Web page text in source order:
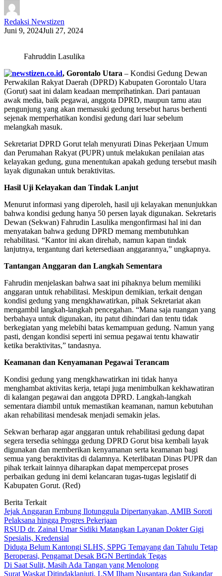
Redaksi Newstizen
Juni 9, 2024Juli 27, 2024
Fahruddin Lasulika
, Gorontalo Utara – Kondisi Gedung Dewan
Perwakilan Rakyat Daerah (DPRD) Kabupaten Gorontalo Utara
(Gorut) saat ini dalam keadaan memprihatinkan. Dari pantauan
awak media, baik pegawai, anggota DPRD, maupun tamu atau
pengunjung yang akan memasuki gedung tersebut harus berhenti
sejenak memperhatikan kondisi gedung dari luar sebelum
melangkah masuk.
Sekretariat DPRD Gorut telah menyurati Dinas Pekerjaan Umum
dan Perumahan Rakyat (PUPR) untuk melakukan penilaian atas
kelayakan gedung, guna menentukan apakah gedung tersebut masih
layak digunakan untuk beraktivitas.
Hasil Uji Kelayakan dan Tindak Lanjut
Menurut informasi yang diperoleh, hasil uji kelayakan menunjukkan
bahwa kondisi gedung hanya 50 persen layak digunakan. Sekretaris
Dewan (Sekwan) Fahrudin Lasulika mengonfirmasi hal ini dan
menyatakan bahwa gedung DPRD memang membutuhkan
rehabilitasi. “Kantor ini akan direhab, namun kapan tindak
lanjutnya, tergantung dari ketersediaan anggarannya,” ungkapnya.
Tantangan Anggaran dan Langkah Sementara
Fahrudin menjelaskan bahwa saat ini pihaknya belum memiliki
anggaran untuk rehabilitasi. Meskipun demikian, terkait dengan
kondisi gedung yang mengkhawatirkan, pihak Sekretariat akan
mengambil langkah-langkah pencegahan. “Mana saja ruangan yang
berbahaya untuk digunakan, itu patut dihindari dan tentu tidak
berkegiatan yang melebihi batas kemampuan gedung. Namun yang
pasti, dengan kondisi seperti ini semua pegawai tentu khawatir
ketika beraktivitas,” tandasnya.
Keamanan dan Kenyamanan Pegawai Terancam
Kondisi gedung yang mengkhawatirkan ini tidak hanya
menghambat aktivitas kerja, tetapi juga menimbulkan kekhawatiran
di kalangan pegawai dan anggota DPRD. Langkah-langkah
sementara diambil untuk memastikan keamanan, namun kebutuhan
akan rehabilitasi mendesak menjadi semakin jelas.
Sekwan berharap agar anggaran untuk rehabilitasi gedung dapat
segera tersedia sehingga gedung DPRD Gorut bisa kembali layak
digunakan dan memberikan kenyamanan serta keamanan bagi
semua yang beraktivitas di dalamnya. Keterlibatan Dinas PUPR dan
pihak terkait lainnya diharapkan dapat mempercepat proses
perbaikan gedung ini demi kelancaran tugas-tugas legislatif di
Kabupaten Gorut. (Red)
Berita Terkait
Jejak Anggaran Embung Ilotunggula Dipertanyakan, AMIB Soroti
Pelaksana hingga Progres Pekerjaan
RSUD dr. Zainal Umar Sidiki Matangkan Layanan Dokter Gigi
Spesialis, Kredensial
Diduga Belum Kantongi SLHS, SPPG Temayang dan Tahulu Tetap
Beroperasi, Pengamat Desak BGN Bertindak Tegas
Di Saat Sulit, Masih Ada Tangan yang Menolong
Surat Waskat Ditindaklanjuti, LSM Ilham Nusantara dan Sukandar